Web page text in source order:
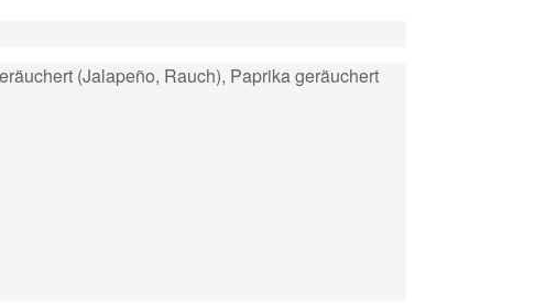
(Jalapeño, Rauch), Paprika geräuchert